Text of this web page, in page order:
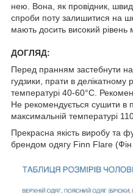
нею. Вона, як провідник,
спроби поту залишитися на
мають досить високий рівень
ДОГЛЯД:
Перед пранням застебнути на
гудзики, прати в
температурі 40-60°C.
Не рекомендується сушити в
максимальній температурі
Прекрасна якість виробу та
брендом одягу Finn Flare